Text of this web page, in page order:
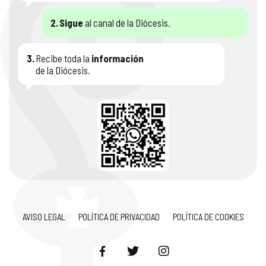
2. Sigue al canal de la Diócesis.
3. Recibe toda la información
de la Diócesis.
AVISO LEGAL POLÍTICA DE PRIVACIDAD POLÍTICA DE COOKIES